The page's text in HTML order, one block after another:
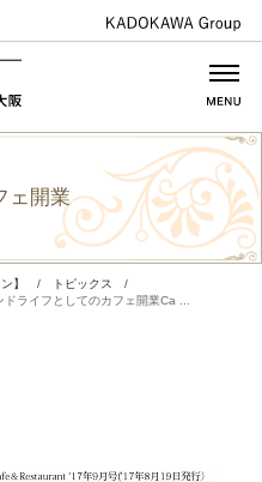
ェ開業
】 / トピックス
/
ライフとしてのカフェ開業Ca ...